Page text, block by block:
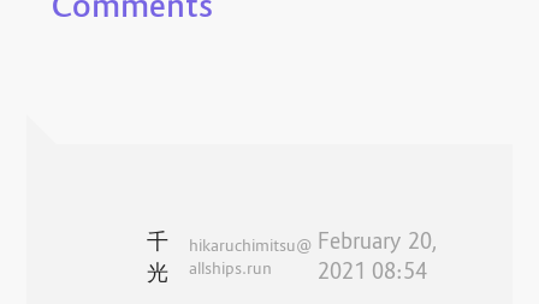
Comments
千
光
hikaruchimitsu@
allships.run
February 20,
2021 08:54